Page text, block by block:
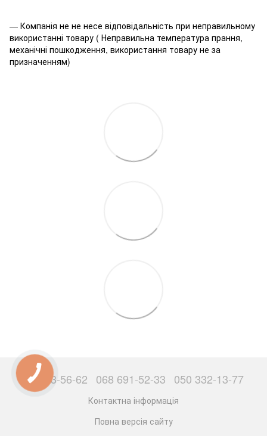
— Компанія не не несе відповідальність при неправильному
використанні товару ( Неправильна температура прання,
механічні пошкодження, використання товару не за
призначенням)
063 503-56-62 068 691-52-33 050 332-13-77
Контактна інформація
Повна версія сайту